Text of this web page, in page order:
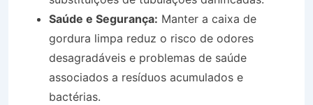
Saúde e Segurança: Manter a caixa de
gordura limpa reduz o risco de odores
desagradáveis e problemas de saúde
associados a resíduos acumulados e
bactérias.